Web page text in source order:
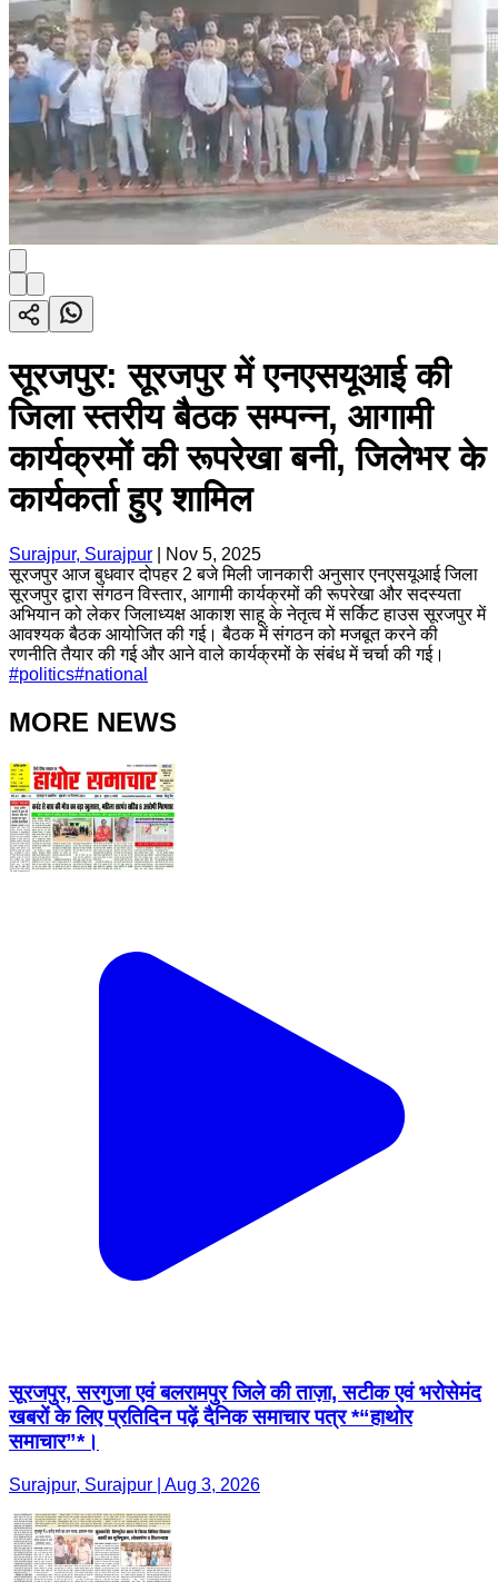
सूरजपुर: सूरजपुर में एनएसयूआई की
जिला स्तरीय बैठक सम्पन्न, आगामी
कार्यक्रमों की रूपरेखा बनी, जिलेभर के
कार्यकर्ता हुए शामिल
Surajpur, Surajpur
Nov 5, 2025
सूरजपुर आज बुधवार दोपहर 2 बजे मिली जानकारी अनुसार एनएसयूआई जिला
सूरजपुर द्वारा संगठन विस्तार, आगामी कार्यक्रमों की रूपरेखा और सदस्यता
अभियान को लेकर जिलाध्यक्ष आकाश साहू के नेतृत्व में सर्किट हाउस सूरजपुर में
आवश्यक बैठक आयोजित की गई। बैठक में संगठन को मजबूत करने की
रणनीति तैयार की गई और आने वाले कार्यक्रमों के संबंध में चर्चा की गई।
#politics#national
MORE NEWS
सूरजपुर, सरगुजा एवं बलरामपुर जिले की ताज़ा, सटीक एवं भरोसेमंद
खबरों के लिए प्रतिदिन पढ़ें दैनिक समाचार पत्र *“हाथोर
समाचार”*।
Surajpur, Surajpur | Aug 3, 2026